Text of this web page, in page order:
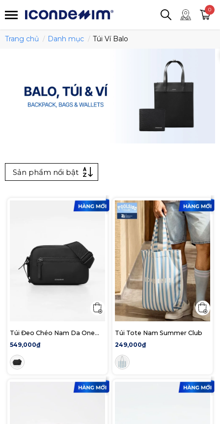
0
Trang chủ Danh mục Túi Ví Balo
Túi Đeo Chéo Nam Da One
Unit
549,000₫
Túi Tote Nam Summer Club
249,000₫